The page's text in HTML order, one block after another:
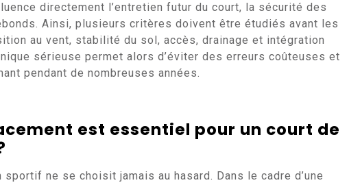
directement l’entretien futur du court, la sécurité des
Ainsi, plusieurs critères doivent être étudiés avant les
au vent, stabilité du sol, accès, drainage et intégration
sérieuse permet alors d’éviter des erreurs coûteuses et
pendant de nombreuses années.
est essentiel pour un court de
sportif ne se choisit jamais au hasard. Dans le cadre d’une